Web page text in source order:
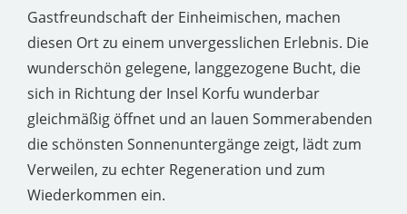
Gastfreundschaft der Einheimischen, machen
diesen Ort zu einem unvergesslichen Erlebnis. Die
wunderschön gelegene, langgezogene Bucht, die
sich in Richtung der Insel Korfu wunderbar
gleichmäßig öffnet und an lauen Sommerabenden
die schönsten Sonnenuntergänge zeigt, lädt zum
Verweilen, zu echter Regeneration und zum
Wiederkommen ein.